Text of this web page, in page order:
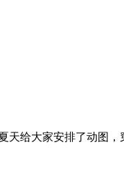
给大家安排了动图